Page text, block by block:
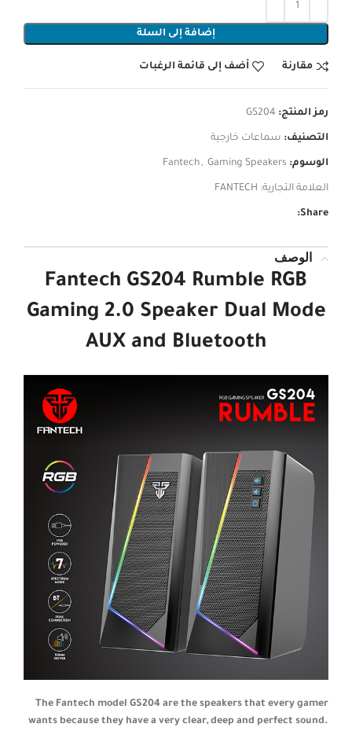
إضافة إلى السلة
مقارنة أضف إلى قائمة الرغبات
رمز المنتج: GS204
التصنيف: سماعات خارجية
الوسوم: Fantech, Gaming Speakers
العلامة التجارية: FANTECH
Share:
الوصف
Fantech GS204 Rumble RGB
Gaming 2.0 Speaker Dual Mode
AUX and Bluetooth
The Fantech model GS204 are the speakers that every gamer
wants because they have a very clear, deep and perfect sound.